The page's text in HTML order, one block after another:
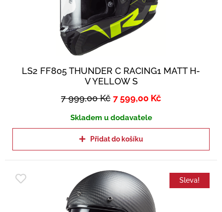
LS2 FF805 THUNDER C RACING1 MATT H-
V YELLOW S
7 999,00Kč 7 599,00 Kč
Skladem u dodavatele
Přidat do košíku
Sleva!